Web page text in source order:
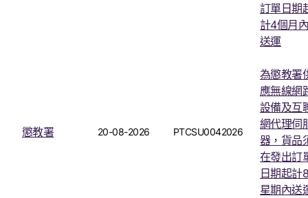
訂單日期
計4個月
送運
懲教署 20-08-2026 PTCSU0042026
為懲教署
應無線網
設備及互
網代理伺
器，貨品
在發出訂
日期起計
星期內送